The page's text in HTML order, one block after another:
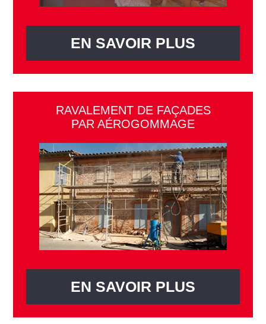
EN SAVOIR PLUS
RAVALEMENT DE FAÇADES
PAR AÉROGOMMAGE
EN SAVOIR PLUS